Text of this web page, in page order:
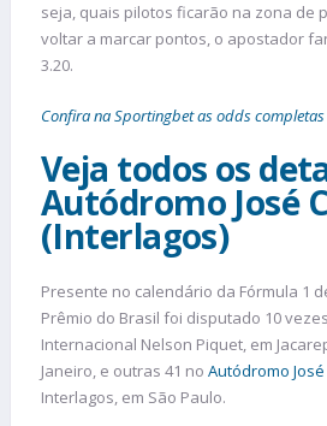
seja, quais pilotos ficarão na zona de
voltar a marcar pontos, o apostador
3.20.
Confirana Sportingbetas odds
Veja todos os
Autódromo José
(Interlagos)
Presente no calendário da Fórmula 1
Prêmio do Brasil foi disputado 10
Internacional Nelson Piquet, em
Janeiro, e outras 41 no Autódromo
Interlagos, em São Paulo.